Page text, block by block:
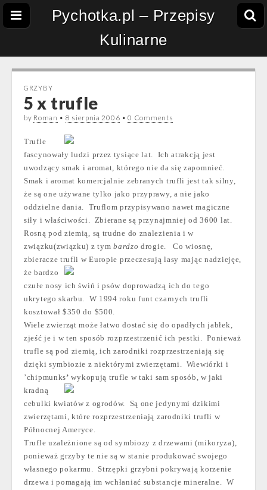
Pychotka.pl – Przepisy
Kulinarne
GRZYBY
5 x trufle
by Roman • 8 sierpnia 2006 •0 Comments
Trufle
fascynowały ludzi przez tysiące lat. Ich atrakcją jest
uwodzący smak i aromat, którego nie da się zapomnieć.
Smak i aromat komercjalnie zebranych trufli jest tak silny,
że są one używane tylko jako przyprawy, a nie jako
oddzielne dania. Truflom przypisywano nawet magiczne
siły i właściwości. Zbierane są przynajmniej od 3600 lat.
Rosną pod ziemią, są trudne do znalezienia i w
związku(związku) z tymbardzodrogie. Co wiosnę,
zbieracze trufli w Europie przeczesują lasy mając nadziejęe,
że bardzo
czułe nosy ich świń i psów doprowadzą ich do tego
ukrytego skarbu. W 1994 roku funt czarnych trufli
kosztował $350 do $500.
Wiele zwierząt może łatwo dostać się do opadłych jabłek,
zjeść je i w ten sposób rozprzestrzenić ich pestki. Ponieważ
trufle są pod ziemią, ich zarodniki rozprzestrzeniają się
dzięki symbiozie z niektórymi zwierzętami. Wiewiórki i
’chipmunks’ wykopują trufle w taki sam sposób, w jaki
kradną
cebulki kwiatów z ogrodów. Są one jedynymi dzikimi
zwierzętami, które rozprzestrzeniają zarodniki trufli w
Północnej Ameryce.
Trufle uzależnione są od symbiozy z drzewami (mikoryza),
ponieważ grzyby te nie są w stanie produkować swojego
własnego pokarmu. Strzępki grzybni pokrywają korzenie
drzewa i pomagają im wchłaniać substancje mineralne. W